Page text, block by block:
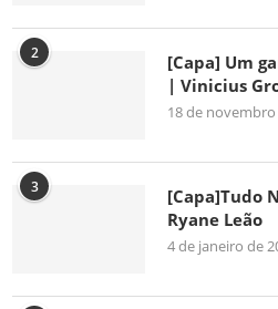
2
[Capa] Um
| Vinicius
18 de novembro
3
[Capa]Tudo
Ryane Leão
4 de janeiro de